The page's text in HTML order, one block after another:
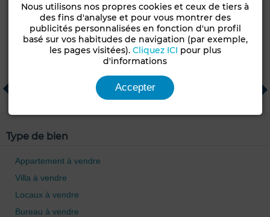
Agences immobilières recommandées
immobiliere ezzayatine...
Hammam Sousse
Type de bien
Appartement à vendre
Villa à vendre
Locaux à vendre
Bureau à vendre
Nous utilisons nos propres cookies et ceux de tiers à
des fins d'analyse et pour vous montrer des
publicités personnalisées en fonction d'un profil
basé sur vos habitudes de navigation (par exemple,
les pages visitées). Cliquez ICI pour plus
d'informations
Accepter